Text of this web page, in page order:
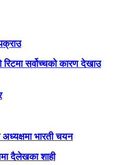
सर्वोच्चको कारण देखाउ
भारती चयन
दैलेखका शाही